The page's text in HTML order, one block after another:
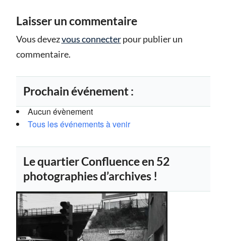
Laisser un commentaire
Vous devezvous connecterpour publier un
commentaire.
Prochain événement :
Aucun évènement
Tous les événements à venir
Le quartier Confluence en 52
photographies d’archives !